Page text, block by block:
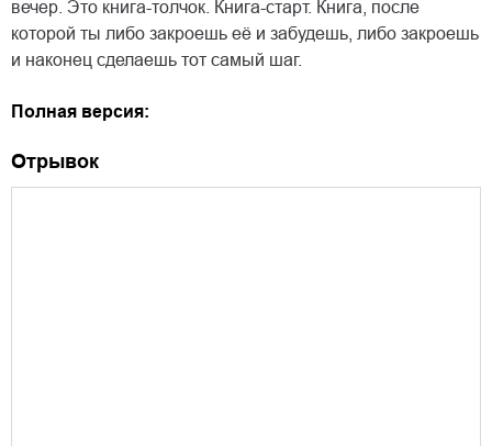
вечер. Это книга-толчок. Книга-старт. Книга, после
которой ты либо закроешь её и забудешь, либо закроешь
и наконец сделаешь тот самый шаг.
Полная версия:
Отрывок